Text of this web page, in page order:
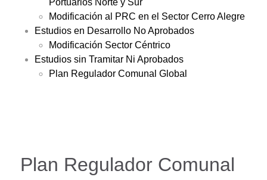
Modificación al PRC en el Sector Cerro Alegre
Estudios en Desarrollo No Aprobados
Modificación Sector Céntrico
Estudios sin Tramitar Ni Aprobados
Plan Regulador Comunal Global
Plan Regulador Comunal